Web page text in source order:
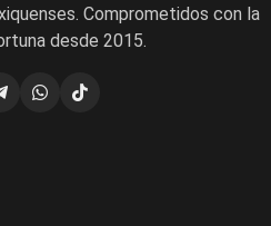
Comprometidos con la
desde 2015.